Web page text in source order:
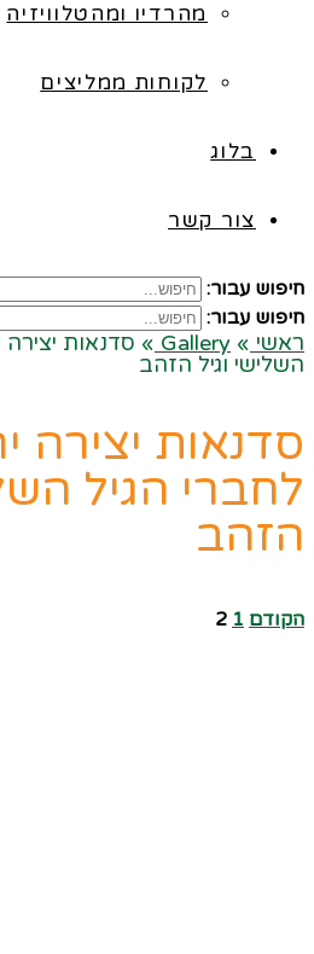
מהרדיו ומהטלוויזיה
לקוחות ממליצים
בלוג
צור קשר
חיפוש עבור:
חיפוש עבור:
ראשי »
Gallery
» סדנאות יצירה
השלישי וגיל הזהב
סדנאות יצירה
לחברי הגיל
הזהב
הקודם 1
2